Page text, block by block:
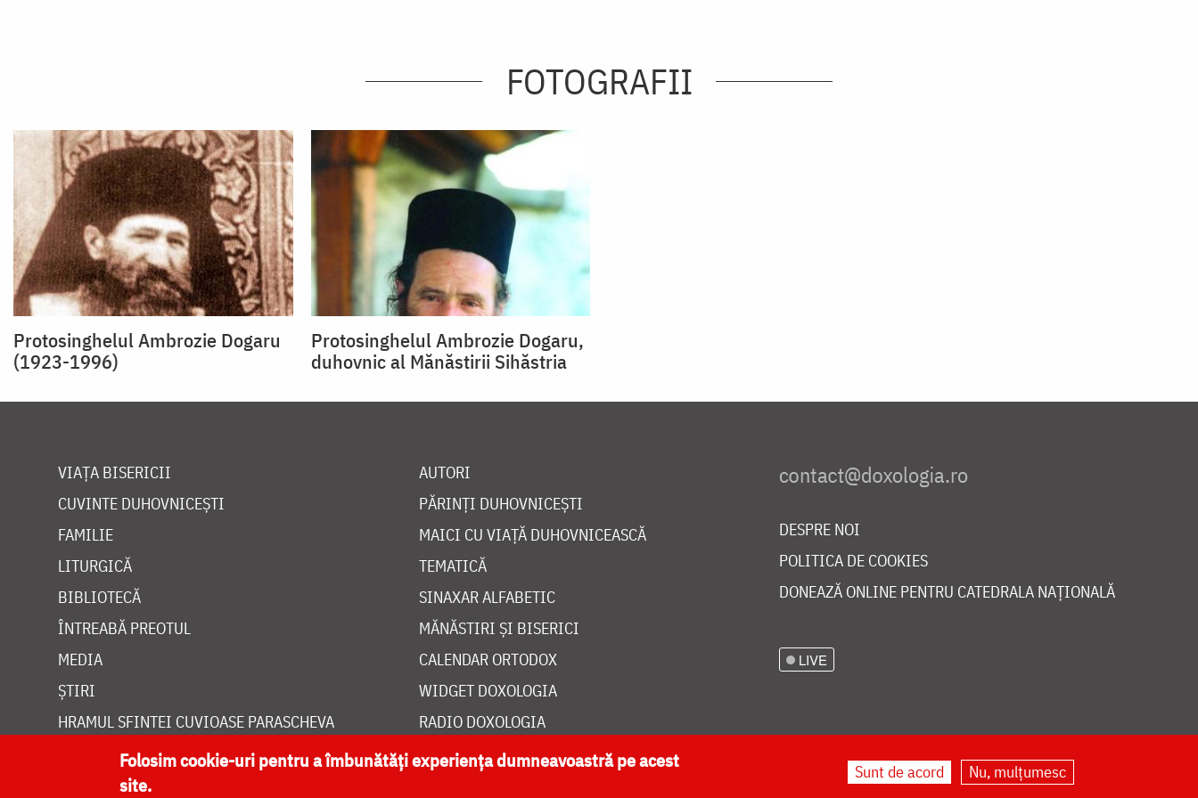
FOTOGRAFII
Protosinghelul Ambrozie Dogaru
(1923-1996)
Protosinghelul Ambrozie Dogaru,
duhovnic al Mănăstirii Sihăstria
VIAȚA BISERICII
CUVINTE DUHOVNICEȘTI
FAMILIE
LITURGICĂ
BIBLIOTECĂ
ÎNTREABĂ PREOTUL
MEDIA
ȘTIRI
HRAMUL SFINTEI CUVIOASE PARASCHEVA
AUTORI
PĂRINȚI DUHOVNICEȘTI
MAICI CU VIAȚĂ DUHOVNICEASCĂ
TEMATICĂ
SINAXAR ALFABETIC
MĂNĂSTIRI ȘI BISERICI
CALENDAR ORTODOX
WIDGET DOXOLOGIA
RADIO DOXOLOGIA
DESPRE NOI
POLITICA DE COOKIES
DONEAZĂ ONLINE PENTRU CATEDRALA NAȚIONALĂ
LIVE
Folosim cookie-uri pentru a îmbunătăți experiența dumneavoastră pe acest
site.
Sunt de acord Nu, mulțumesc